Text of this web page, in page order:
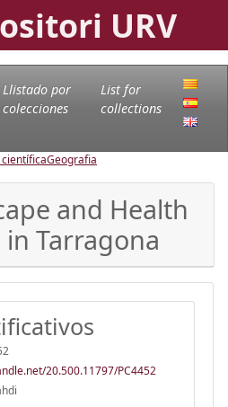
URV
Llistado por
colecciones
List for
collections
Geografia
and Health
Tarragona
20.500.11797/PC4452